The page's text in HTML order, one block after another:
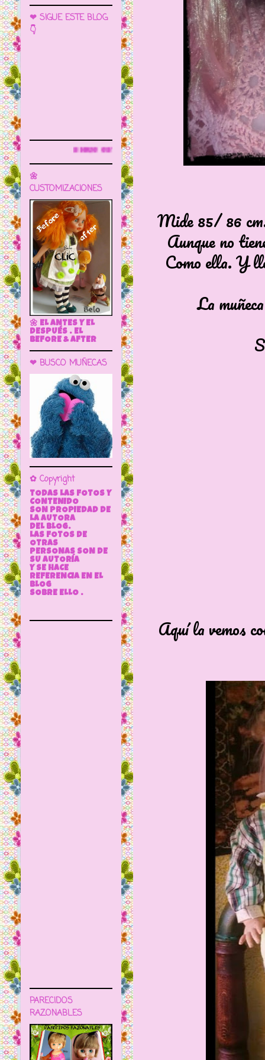
Mide 85/ 86
Aunque no
Como ella. Y
La
Aquí la vemos
❤ SIGUE ESTE BLOG
👇
este blog para más información
🌼
CUSTOMIZACIONES
🌼 EL ANTES Y EL
DESPUÉS . EL
BEFORE & AFTER
❤ BUSCO MUÑECAS
✿ Copyright
TODAS LAS FOTOS Y
CONTENIDO
SON PROPIEDAD DE
LA AUTORA
DEL BLOG.
LAS FOTOS DE
OTRAS
PERSONAS SON DE
SU AUTORÍA
Y SE HACE
REFERENCIA EN EL
BLOG
SOBRE ELLO .
PARECIDOS
RAZONABLES